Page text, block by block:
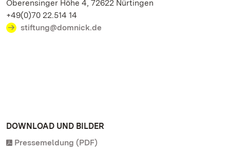
Oberensinger Höhe 4, 72622 Nürtingen
+49(0)70 22.514 14
stiftung@domnick.de
DOWNLOAD UND BILDER
Pressemeldung (PDF)